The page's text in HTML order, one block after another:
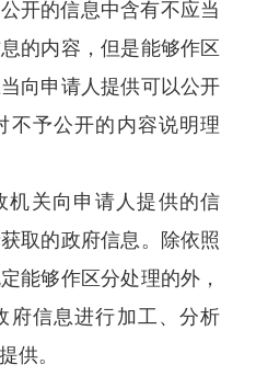
的信息中含有不应当
的内容，但是能够作区
向申请人提供可以公开
不予公开的内容说明理
关向申请人提供的信
取的政府信息。除依照
能够作区分处理的外，
府信息进行加工、分析
供。